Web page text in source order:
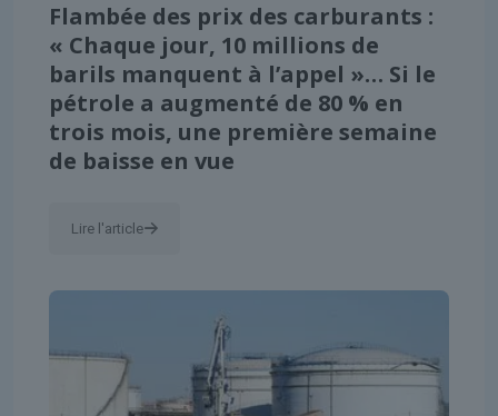
Flambée des prix des carburants :
« Chaque jour, 10 millions de
barils manquent à l’appel »… Si le
pétrole a augmenté de 80 % en
trois mois, une première semaine
de baisse en vue
Lire l'article